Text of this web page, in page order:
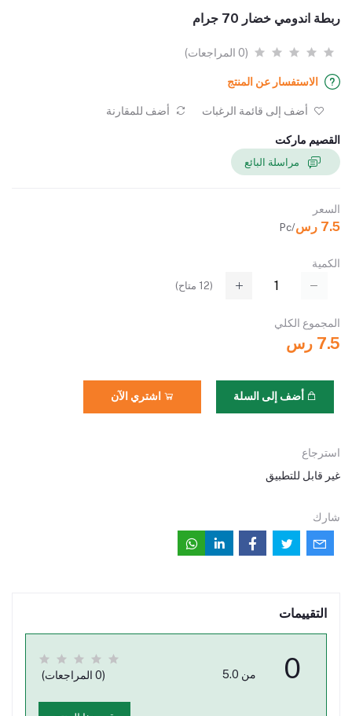
ربطة اندومي خضار 70 جرام
(0 المراجعات)
الاستفسار عن المنتج
أضف إلى قائمة الرغبات أضف للمقارنة
القصيم ماركت
السعر
7.5 رس /Pc
الكمية
(
12 متاح)
المجموع الكلي
7.5 رس
أضف إلى السلة اشتري الآن
استرجاع
غير قابل للتطبيق
شارك
التقييمات
0 من 5.0 (0 المراجعات)